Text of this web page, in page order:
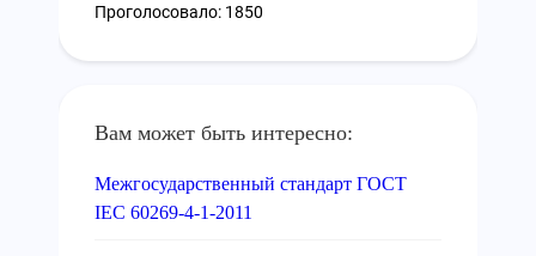
Проголосовало: 1850
Вам может быть интересно:
Межгосударственный стандарт ГОСТ
IEC 60269-4-1-2011